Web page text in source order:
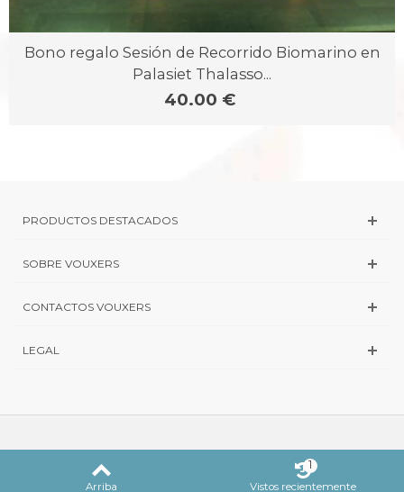
Bono regalo Sesión de Recorrido Biomarino en
Palasiet Thalasso...
40.00 €
PRODUCTOS DESTACADOS
SOBRE VOUXERS
CONTACTOS VOUXERS
LEGAL
Arriba Vistos recientemente
1